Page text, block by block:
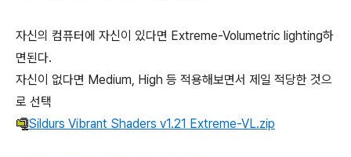
자신의 컴퓨터에 자신이 있다면 Extreme-Volumetric lighting하
면된다.
자신이 없다면 Medium, High 등 적용해보면서 제일 적당한 것으
로 선택
Sildurs Vibrant Shaders v1.21 Extreme-VL.zip